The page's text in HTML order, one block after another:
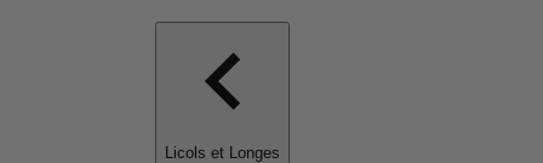
Licols et Longes